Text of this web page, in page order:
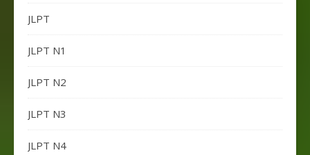
JLPT
JLPT N1
JLPT N2
JLPT N3
JLPT N4